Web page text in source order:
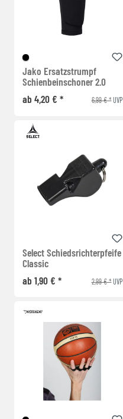
Jako Ersatzstrumpf
Schienbeinschoner 2.0
ab 4,20 € *
6,99 € *UVP
Select Schiedsrichterpfeife
Classic
ab 1,90 € *
2,99 € *UVP